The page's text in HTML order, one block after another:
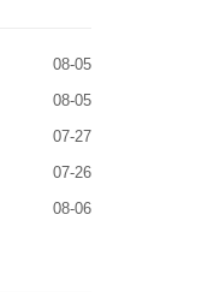
08-05
08-05
07-27
07-26
08-06